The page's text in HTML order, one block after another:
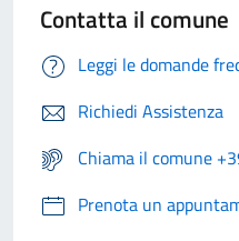
Contatta il comune
Leggi le domande
Richiedi Assistenza
Chiama il comune
Prenota un